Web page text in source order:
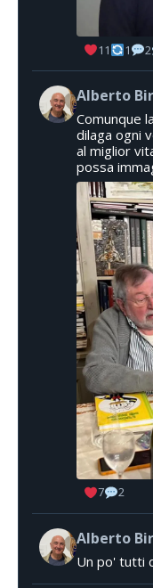
11 1 2
Alberto
Comunque
dilaga ogni
al miglior
possa
7 2
Alberto
Un po' tutti